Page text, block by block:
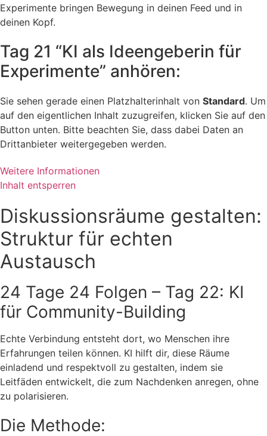
Experimente bringen Bewegung in deinen Feed und in
deinen Kopf.
Tag 21 “KI als Ideengeberin für
Experimente” anhören:
Sie sehen gerade einen Platzhalterinhalt von Standard. Um
auf den eigentlichen Inhalt zuzugreifen, klicken Sie auf den
Button unten. Bitte beachten Sie, dass dabei Daten an
Drittanbieter weitergegeben werden.
Weitere Informationen
Inhalt entsperren
Diskussionsräume gestalten:
Struktur für echten
Austausch
24 Tage 24 Folgen – Tag 22: KI
für Community-Building
Echte Verbindung entsteht dort, wo Menschen ihre
Erfahrungen teilen können. KI hilft dir, diese Räume
einladend und respektvoll zu gestalten, indem sie
Leitfäden entwickelt, die zum Nachdenken anregen, ohne
zu polarisieren.
Die Methode: